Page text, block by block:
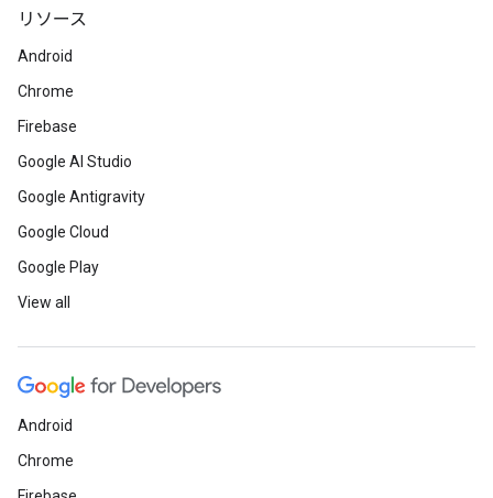
リソース
Android
Chrome
Firebase
Google AI Studio
Google Antigravity
Google Cloud
Google Play
View all
Android
Chrome